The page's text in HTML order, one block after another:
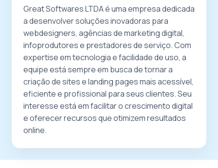
Great Softwares LTDA é uma empresa dedicada
a desenvolver soluções inovadoras para
webdesigners, agências de marketing digital,
infoprodutores e prestadores de serviço. Com
expertise em tecnologia e facilidade de uso, a
equipe está sempre em busca de tornar a
criação de sites e landing pages mais acessível,
eficiente e profissional para seus clientes. Seu
interesse está em facilitar o crescimento digital
e oferecer recursos que otimizem resultados
online.